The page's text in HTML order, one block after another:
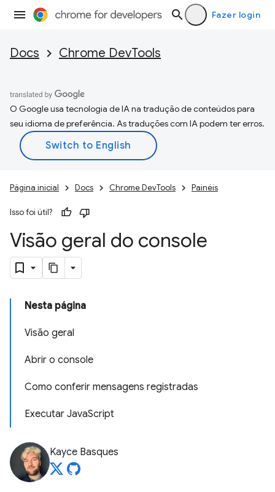
Fazer login
Docs Chrome DevTools
O Google usa tecnologia de IA na tradução de conteúdos para
seu idioma de preferência. As traduções com IA podem ter erros.
Página inicial Docs Chrome DevTools Painéis
Isso foi útil?
Visão geral do console
Nesta página
Visão geral
Abrir o console
Como conferir mensagens registradas
Executar JavaScript
Kayce Basques